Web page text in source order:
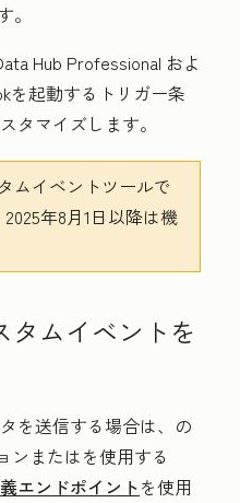
Hub Professional およ
を起動するトリガー条
タマイズします。
ムイベントツールで
年8月1日以降は機
タムイベントを
を送信する場合は、 の
ン またはを使用する
エンドポイントを使用